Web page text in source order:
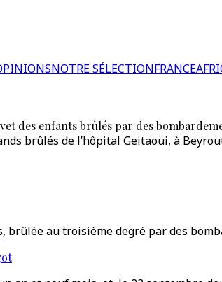
NOTRE SÉLECTIONFRANCE
des enfants brûlés par des
brûlés de l’hôpital Geitaoui, à
brûlée au troisième degré par des